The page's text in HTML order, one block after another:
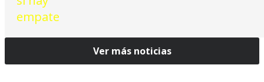
Ver más noticias